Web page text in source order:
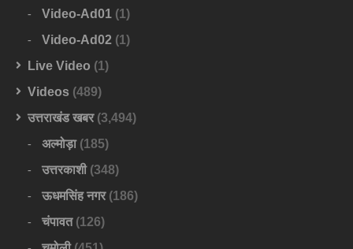
Video-Ad01 (1)
Video-Ad02 (1)
Live Video (1)
Videos (489)
उत्तराखंड खबर(3,494)
अल्मोड़ा(185)
उत्तरकाशी(348)
ऊधमसिंह नगर(186)
चंपावत(126)